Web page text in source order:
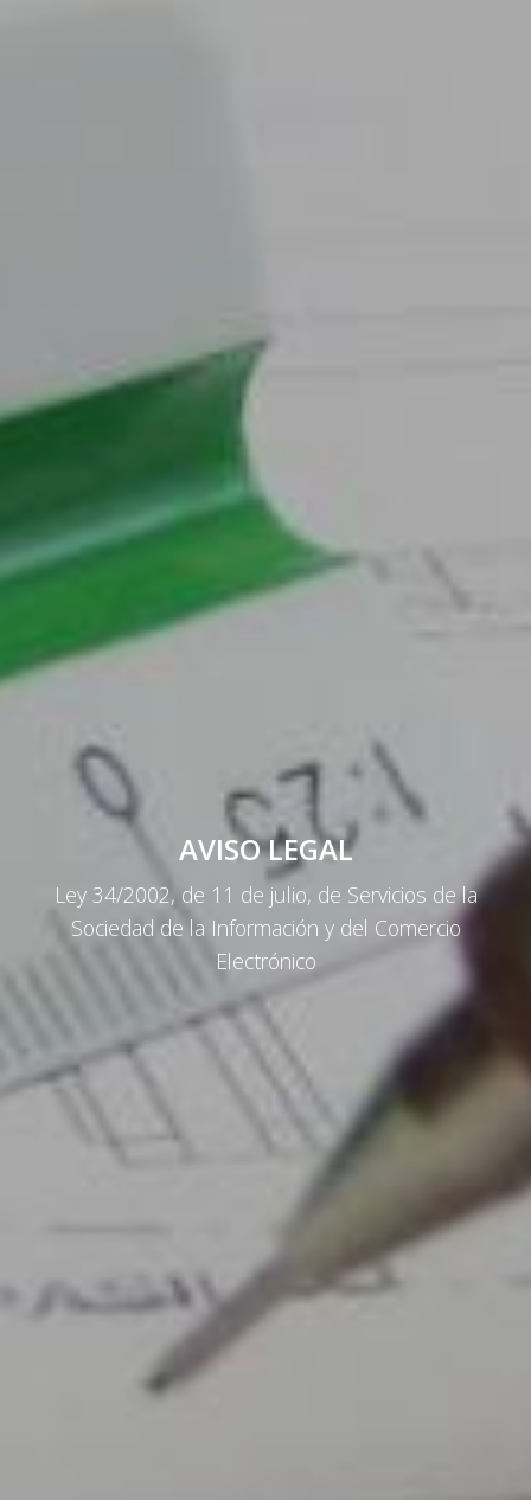
AVISO LEGAL
Ley 34/2002, de 11 de julio, de Servicios de la
Sociedad de la Información y del Comercio
Electrónico